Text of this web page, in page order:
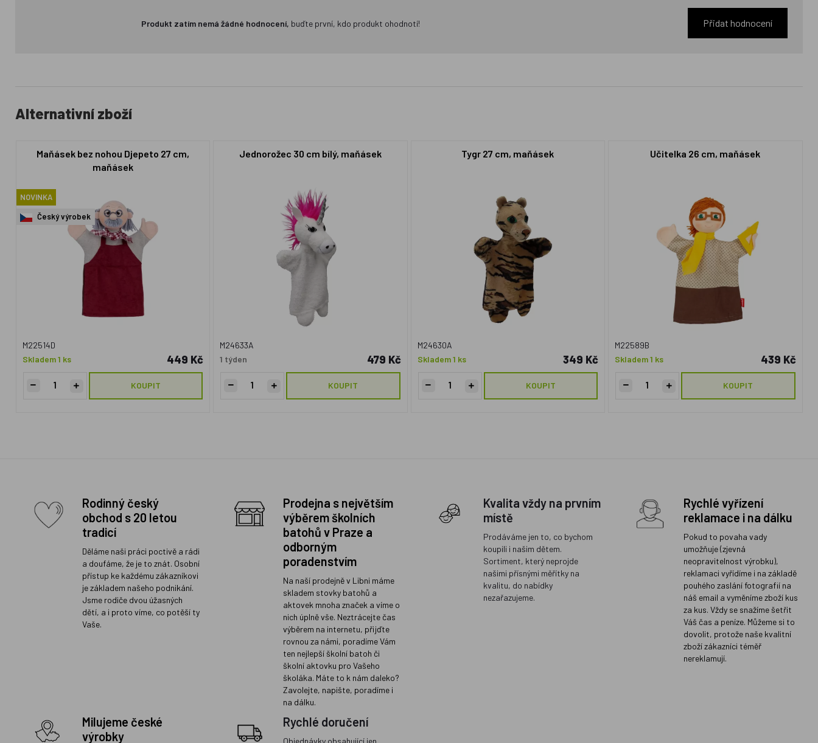
Produkt zatím nemá žádné hodnocení, buďte první, kdo produkt ohodnotí! Přidat hodnocení
Alternativní zboží
Maňásek bez nohou Djepeto 27 cm,
maňásek
NOVINKA
Český výrobek
M22514D
Skladem 1 ks
449 Kč
KOUPIT
Jednorožec 30 cm bílý, maňásek
M24633A
1 týden
479 Kč
KOUPIT
Tygr 27 cm, maňásek
M24630A
Skladem 1 ks
349 Kč
KOUPIT
Učitelka 26 cm, maňásek
M22589B
Skladem 1 ks
439 Kč
KOUPIT
Rodinný český
obchod s 20 letou
tradicí
Děláme naši práci poctivě a rádi
a doufáme, že je to znát. Osobní
přístup ke každému zákazníkovi
je základem našeho podnikání.
Jsme rodiče dvou úžasných
dětí, a i proto víme, co potěší ty
Vaše.
Prodejna s největším
výběrem školních
batohů v Praze a
odborným
poradenstvím
Na naší prodejně v Libni máme
skladem stovky batohů a
aktovek mnoha značek a víme o
nich úplně vše. Neztrácejte čas
výběrem na internetu, přijďte
rovnou za námi, poradíme Vám
ten nejlepší školní batoh či
školní aktovku pro Vašeho
školáka. Máte to k nám daleko?
Zavolejte, napište, poradíme i
na dálku.
Kvalita vždy na prvním
místě
Prodáváme jen to, co bychom
koupili i našim dětem.
Sortiment, který neprojde
našimi přísnými měřítky na
kvalitu, do nabídky
nezařazujeme.
Rychlé vyřízení
reklamace i na dálku
Pokud to povaha vady
umožňuje (zjevná
neopravitelnost výrobku),
reklamaci vyřídíme i na základě
pouhého zaslání fotografií na
náš email a vyměníme zboží kus
za kus. Vždy se snažíme šetřit
Váš čas a peníze. Můžeme si to
dovolit, protože naše kvalitní
zboží zákazníci téměř
nereklamují.
Milujeme české
výrobky
Rychlé doručení
Objednávky obsahující jen